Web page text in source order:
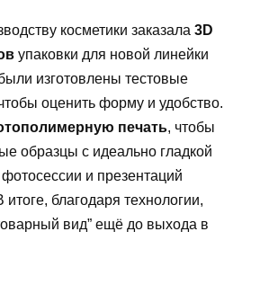
косметики заказала 3D
упаковки для новой линейки
изготовлены тестовые
оценить форму и удобство.
печать, чтобы
образцы с идеально гладкой
и презентаций
благодаря технологии,
вид” ещё до выхода в